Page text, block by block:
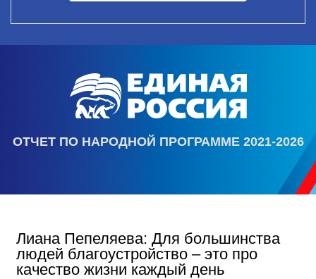
ОТЧЕТ ПО НАРОДНОЙ ПРОГРАММЕ 2021-2026
Лиана Пепеляева: Для большинства
людей благоустройство – это про
качество жизни каждый день